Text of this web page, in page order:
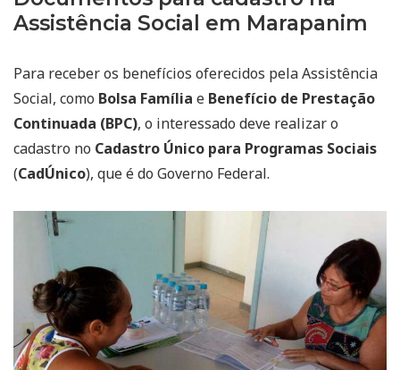
Assistência Social em Marapanim
Para receber os benefícios oferecidos pela Assistência
Social, como Bolsa Família e Benefício de Prestação
Continuada (BPC), o interessado deve realizar o
cadastro no Cadastro Único para Programas Sociais
(CadÚnico), que é do Governo Federal.